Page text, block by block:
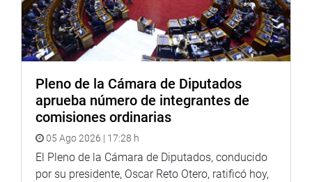
Pleno de la Cámara de Diputados
aprueba número de integrantes de
comisiones ordinarias
05 Ago 2026 | 17:28 h
El Pleno de la Cámara de Diputados, conducido
por su presidente, Oscar Reto Otero, ratificó hoy,